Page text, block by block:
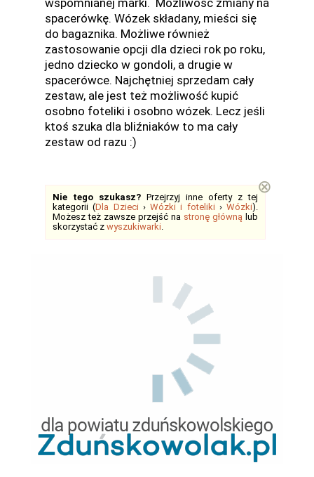
wspomnianej marki. Możliwosc zmiany na
spacerówkę. Wózek składany, mieści się
do bagaznika. Możliwe również
zastosowanie opcji dla dzieci rok po roku,
jedno dziecko w gondoli, a drugie w
spacerówce. Najchętniej sprzedam cały
zestaw, ale jest też możliwość kupić
osobno foteliki i osobno wózek. Lecz jeśli
ktoś szuka dla bliźniaków to ma cały
zestaw od razu :)
Nie tego szukasz? Przejrzyj inne oferty z tej
kategorii (Dla Dzieci› Wózki i foteliki› Wózki).
Możesz też zawsze przejść na stronę główną lub
skorzystać z wyszukiwarki.
⊗